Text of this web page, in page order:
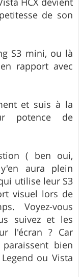
de son
S3 mini, ou là
rapport avec
et suis à la
potence de
( ben oui,
aura plein
utilise leur S3
visuel lors de
Voyez-vous
suivez et les
l'écran ? Car
bien
ou Vista